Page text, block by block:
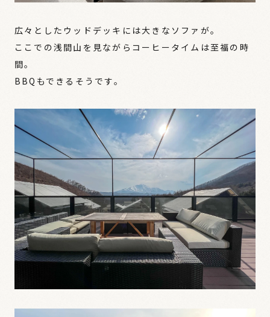
広々としたウッドデッキには大きなソファが。
ここでの浅間山を見ながらコーヒータイムは至福の時
間。
BBQもできるそうです。